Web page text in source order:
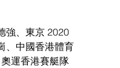
強、東京 2020
、中國香港體育
運香港賽艇隊